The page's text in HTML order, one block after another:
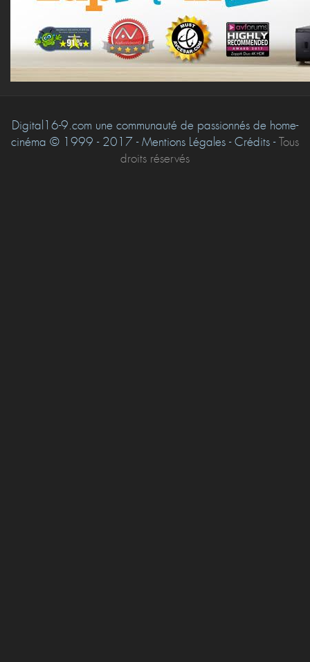
Digital16-9.com une communauté de passionnés de home-
cinéma © 1999 - 2017 - Mentions Légales - Crédits -Tous
droits réservés